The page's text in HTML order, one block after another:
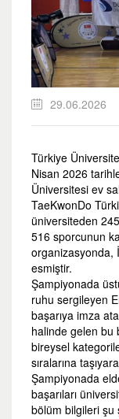
29.06.2026
Türkiye
Nisan 2026
Üniversitesi ev
TaeKwonDo
üniversiteden
516 sporcunun
organizasyonda,
esmiştir.
Şampiyonada
ruhu sergileyen
başarıya imza
halinde gelen bu
bireysel
sıralarına
Şampiyonada
başarıları
bölüm bilgileri şu